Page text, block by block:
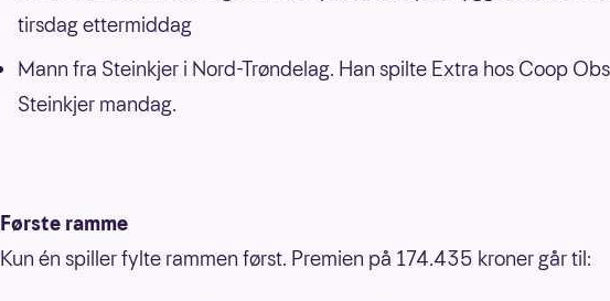
tirsdag ettermiddag
Mann fra Steinkjer i Nord-Trøndelag. Han spilte Extra hos Coop
Steinkjer mandag.
Første ramme
Kun én spiller fylte rammen først. Premien på 174.435 kroner går til: